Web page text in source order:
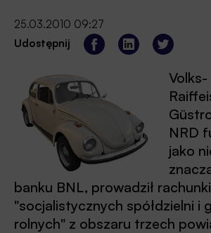
25.03.2010 09:27
Udostępnij
Volks-
NRD
jako
banku BNL, prowadził
"socjalistycznych spółdzielni i
rolnych" z obszaru trzech